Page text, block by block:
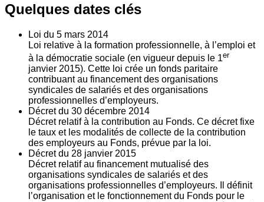
Quelques dates clés
Loi du 5 mars 2014
Loi relative à la formation professionnelle, à l’emploi et
à la démocratie sociale (en vigueur depuis le 1er
janvier 2015). Cette loi crée un fonds paritaire
contribuant au financement des organisations
syndicales de salariés et des organisations
professionnelles d’employeurs.
Décret du 30 décembre 2014
Décret relatif à la contribution au Fonds. Ce décret fixe
le taux et les modalités de collecte de la contribution
des employeurs au Fonds, prévue par la loi.
Décret du 28 janvier 2015
Décret relatif au financement mutualisé des
organisations syndicales de salariés et des
organisations professionnelles d’employeurs. Il définit
l’organisation et le fonctionnement du Fonds pour le